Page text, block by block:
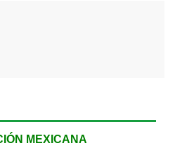
MEXICANA